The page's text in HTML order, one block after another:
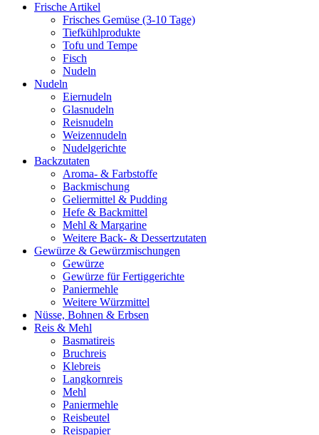
Frische Artikel
Frisches Gemüse (3-10 Tage)
Tiefkühlprodukte
Tofu und Tempe
Fisch
Nudeln
Nudeln
Eiernudeln
Glasnudeln
Reisnudeln
Weizennudeln
Nudelgerichte
Backzutaten
Aroma- & Farbstoffe
Backmischung
Geliermittel & Pudding
Hefe & Backmittel
Mehl & Margarine
Weitere Back- & Dessertzutaten
Gewürze & Gewürzmischungen
Gewürze
Gewürze für Fertiggerichte
Paniermehle
Weitere Würzmittel
Nüsse, Bohnen & Erbsen
Reis & Mehl
Basmatireis
Bruchreis
Klebreis
Langkornreis
Mehl
Paniermehle
Reisbeutel
Reispapier